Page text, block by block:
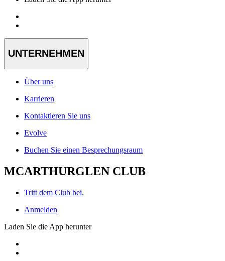
UNTERNEHMEN
Über uns
Karrieren
Kontaktieren Sie uns
Evolve
Buchen Sie einen Besprechungsraum
MCARTHURGLEN CLUB
Tritt dem Club bei.
Anmelden
Laden Sie die App herunter